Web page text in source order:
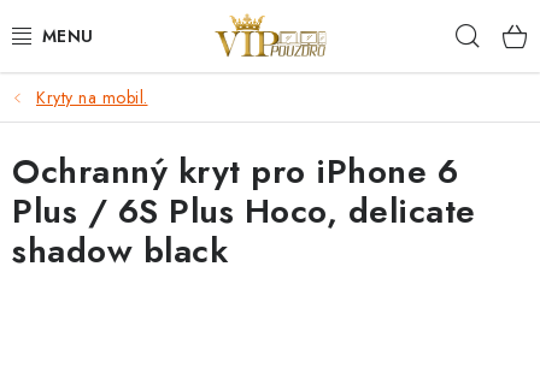
na
KRYTY NA MOBIL.
OCHRANA DISPLEJE - SKLO A FÓLIE
KABELY A NABÍJEČKY
Kryty na mobil.
Ochranný kryt pro iPhone 6
Plus / 6S Plus Hoco, delicate
shadow black